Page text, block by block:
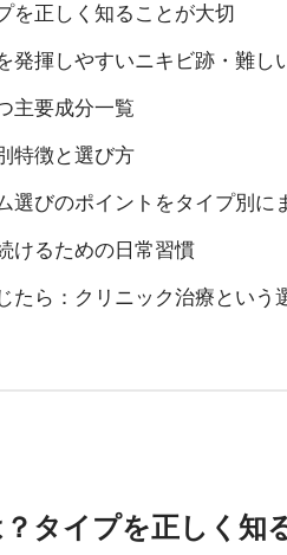
を正しく知ることが大切
発揮しやすいニキビ跡・難し
主要成分一覧
特徴と選び方
選びのポイントをタイプ別に
けるための日常習慣
たら：クリニック治療という
タイプを正しく知